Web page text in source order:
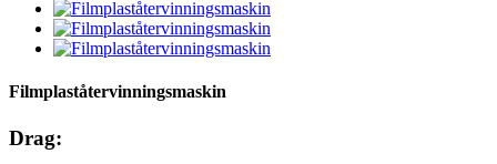
Filmplaståtervinningsmaskin
Drag: